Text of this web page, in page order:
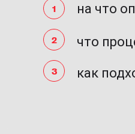
на что
что
как